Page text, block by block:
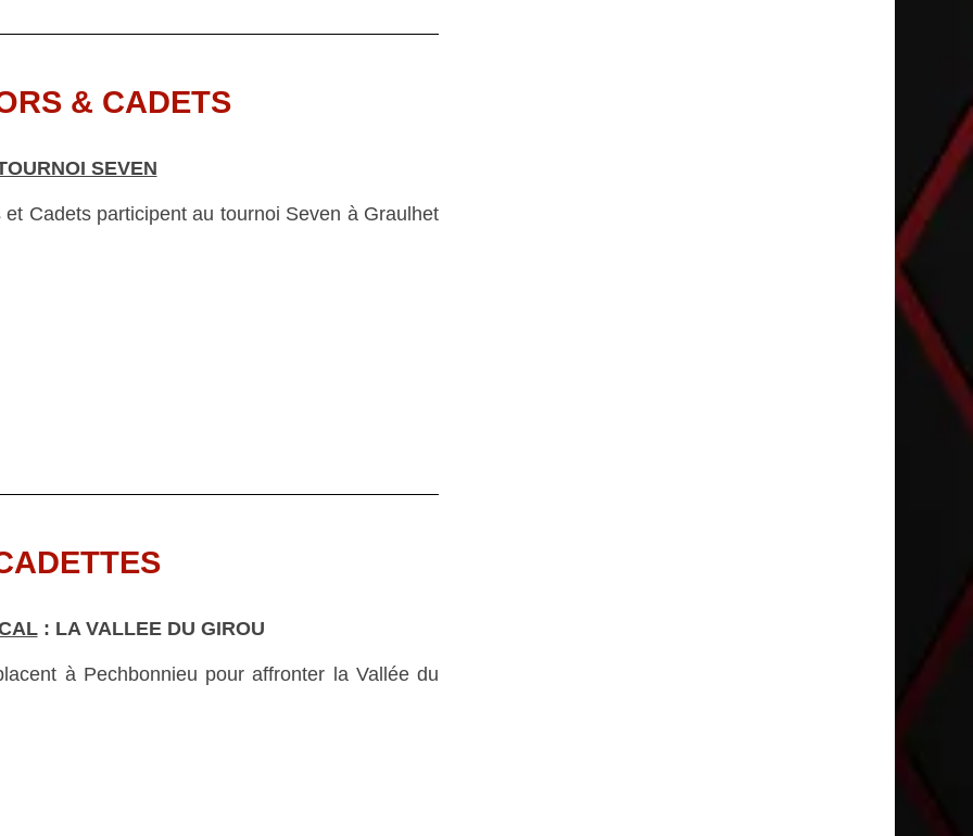
& CADETS
SEVEN
Cadets participent au tournoi Seven à Graulhet
: LA VALLEE DU GIROU
à Pechbonnieu pour affronter la Vallée du